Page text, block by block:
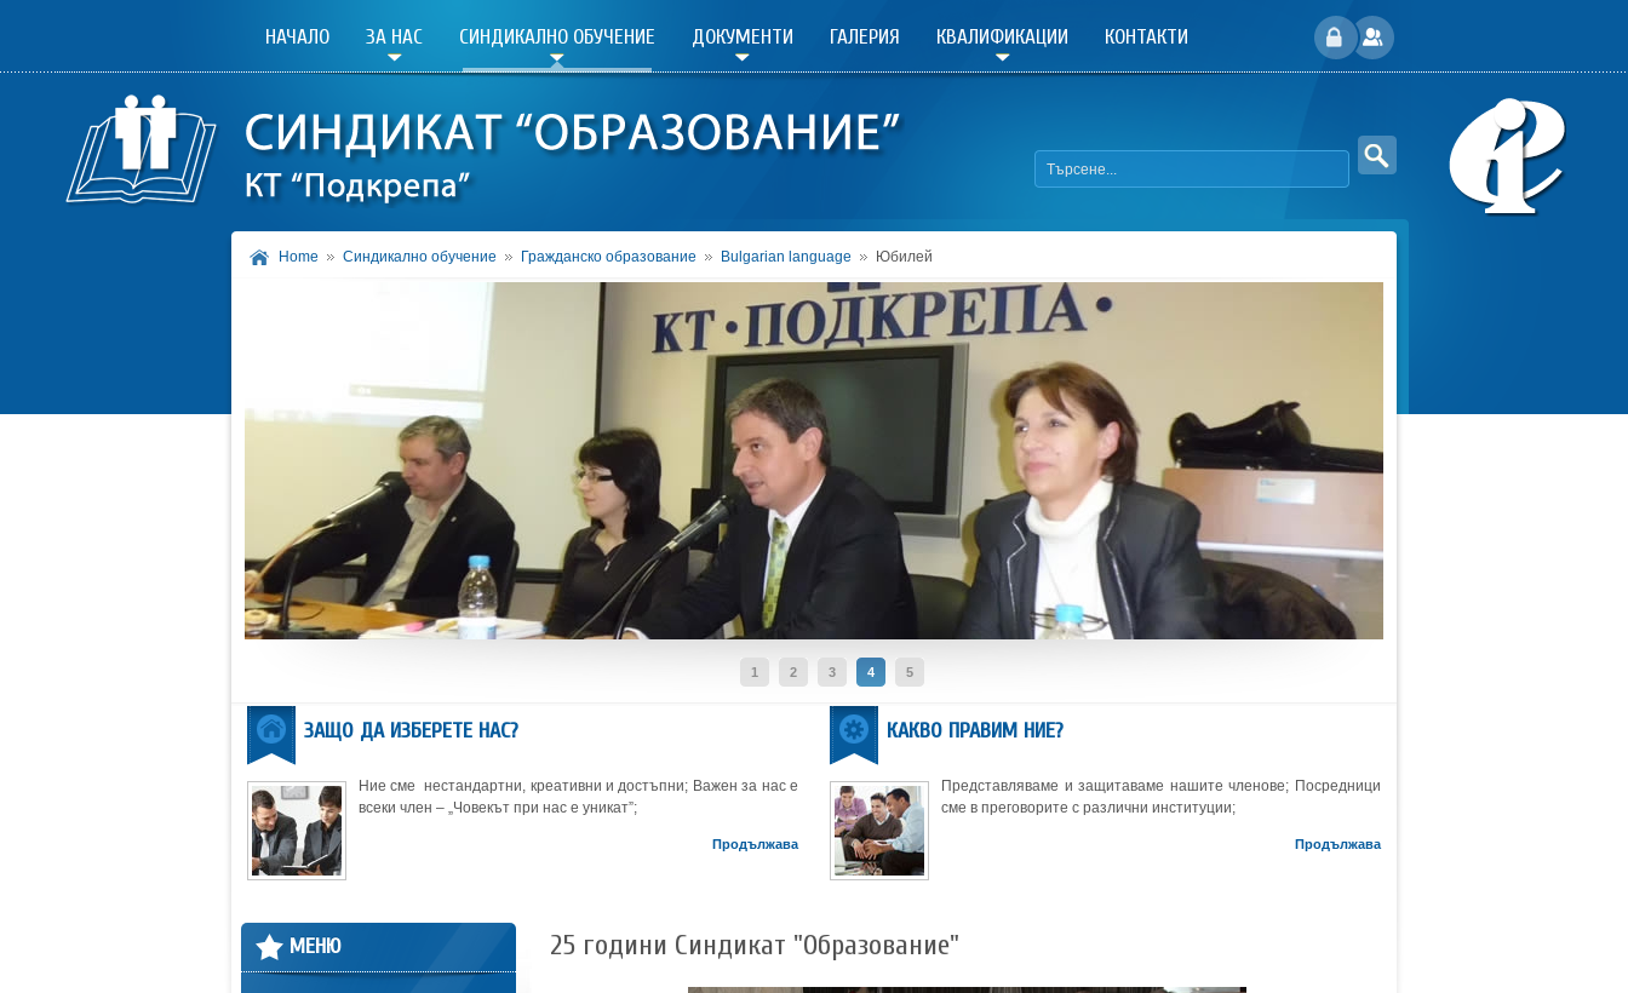
НАЧАЛО ЗА НАС СИНДИКАЛНО ОБУЧЕНИЕ ДОКУМЕНТИ ГАЛЕРИЯ КВАЛИФИКАЦИИ КОНТАКТИ
Home Синдикално обучение Гражданско образование Bulgarian language Юбилей
1 2 3 4 5
ЗАЩО ДА ИЗБЕРЕТЕ НАС?
Ние сме нестандартни, креативни и достъпни; Важен за нас е
всеки член – „Човекът при нас е уникат”;
Продължава
КАКВО ПРАВИМ НИЕ?
Представляваме и защитаваме нашите членове; Посредници
сме в преговорите с различни институции;
Продължава
25 години Синдикат "Образование"
МЕНЮ